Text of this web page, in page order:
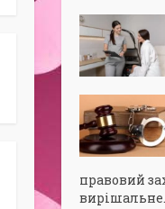
правовий